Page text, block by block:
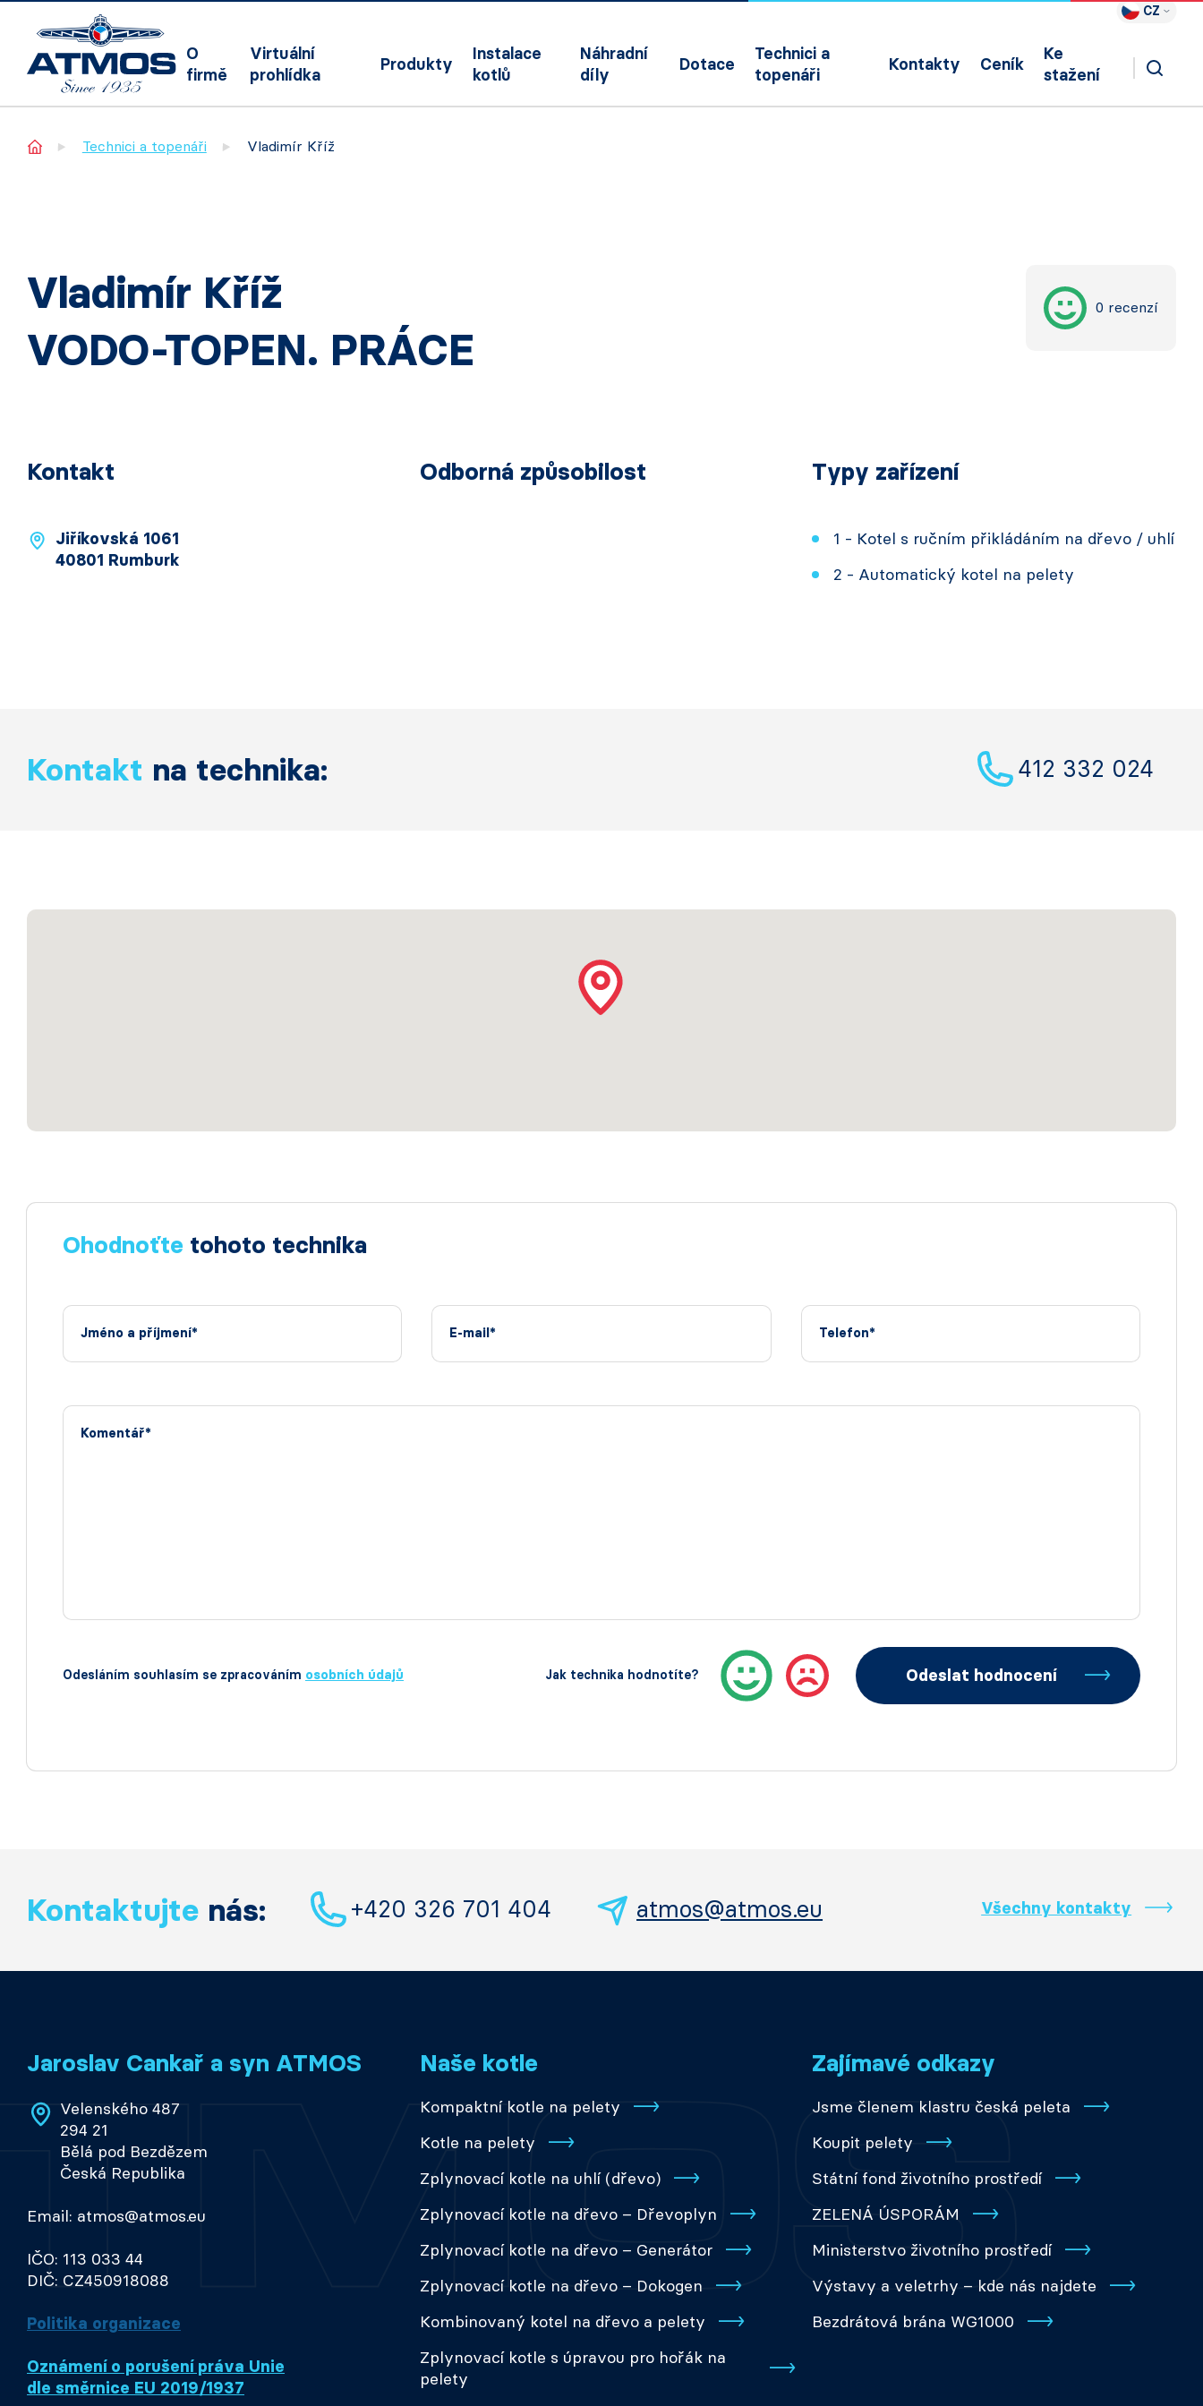
CZ
O
firmě
Virtuální
prohlídka
Produkty
Instalace
kotlů
Náhradní
díly
Dotace
Technici a
topenáři
Kontakty Ceník
Ke
stažení
Home Technici a topenáři Vladimír Kříž
Vladimír Kříž
VODO-TOPEN. PRÁCE
0 recenzí
Kontakt
Jiříkovská 1061
40801 Rumburk
Odborná způsobilost Typy zařízení
1 - Kotel s ručním přikládáním na dřevo / uhlí
2 - Automatický kotel na pelety
Kontakt na technika: 412 332 024
Ohodnoťte tohoto technika
Jméno a příjmení* E-mail* Telefon*
Komentář*
Odesláním souhlasím se zpracováním osobních údajů Jak technika hodnotíte? Odeslat hodnocení
Kontaktujte nás: +420 326 701 404 atmos@atmos.eu Všechny kontakty
Jaroslav Cankař a syn ATMOS
Velenského 487
294 21
Bělá pod Bezdězem
Česká Republika
Email: atmos@atmos.eu
IČO: 113 033 44
DIČ: CZ450918088
Politika organizace
Oznámení o porušení práva Unie
dle směrnice EU 2019/1937
Naše kotle
Kompaktní kotle na pelety
Kotle na pelety
Zplynovací kotle na uhlí (dřevo)
Zplynovací kotle na dřevo – Dřevoplyn
Zplynovací kotle na dřevo – Generátor
Zplynovací kotle na dřevo – Dokogen
Kombinovaný kotel na dřevo a pelety
Zplynovací kotle s úpravou pro hořák na
pelety
Zajímavé odkazy
Jsme členem klastru česká peleta
Koupit pelety
Státní fond životního prostředí
ZELENÁ ÚSPORÁM
Ministerstvo životního prostředí
Výstavy a veletrhy – kde nás najdete
Bezdrátová brána WG1000